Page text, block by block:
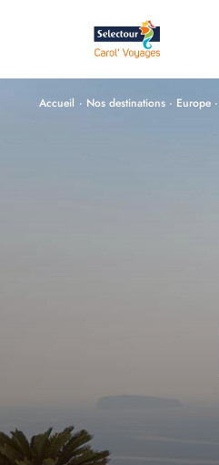
Accueil · Nos destinations · Europe ·